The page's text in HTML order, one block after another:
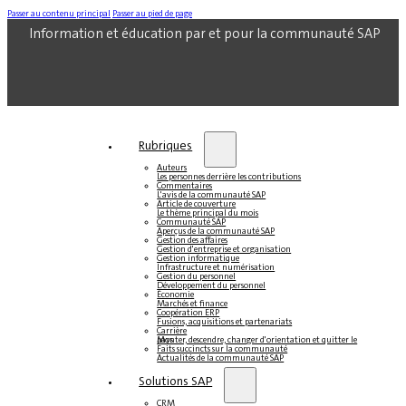
Passer au contenu principal Passer au pied de page
Information et éducation par et pour la communauté SAP
Rubriques
Auteurs
Les personnes derrière les contributions
Commentaires
L'avis de la communauté SAP
Article de couverture
Le thème principal du mois
Communauté SAP
Aperçus de la communauté SAP
Gestion des affaires
Gestion d'entreprise et organisation
Gestion informatique
Infrastructure et numérisation
Gestion du personnel
Développement du personnel
Économie
Marchés et finance
Coopération ERP
Fusions, acquisitions et partenariats
Carrière
Monter, descendre, changer d'orientation et quitter le pays
Faits succincts sur la communauté
Actualités de la communauté SAP
Solutions SAP
CRM